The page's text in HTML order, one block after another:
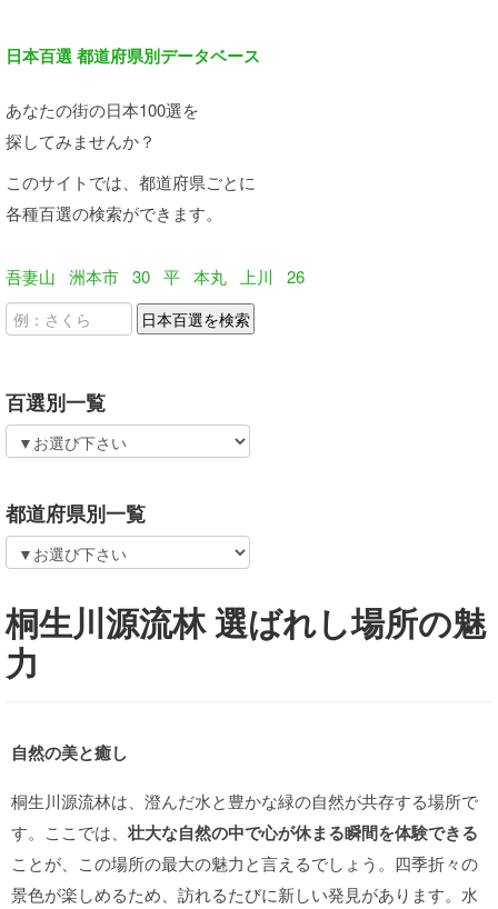
日本百選 都道府県別データベース
あなたの街の日本100選を
探してみませんか？
このサイトでは、都道府県ごとに
各種百選の検索ができます。
吾妻山 洲本市 30 平 本丸 上川 26
百選別一覧
都道府県別一覧
桐生川源流林 選ばれし場所の魅
力
自然の美と癒し
桐生川源流林は、澄んだ水と豊かな緑の自然が共存する場所で
す。ここでは、壮大な自然の中で心が休まる瞬間を体験できる
ことが、この場所の最大の魅力と言えるでしょう。四季折々の
景色が楽しめるため、訪れるたびに新しい発見があります。水